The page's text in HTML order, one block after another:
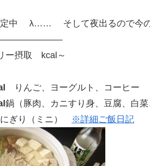
定中 λ…… そして夜出るので今
ー摂取 kcal～
りんご、ヨーグルト、コーヒー
鍋（豚肉、カニすり身、豆腐、白
ぎり（ミニ） ※詳細ご飯日記